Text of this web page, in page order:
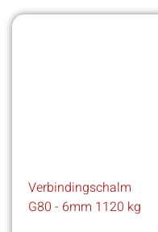
Verbindingschalm
G80 - 6mm 1120 kg